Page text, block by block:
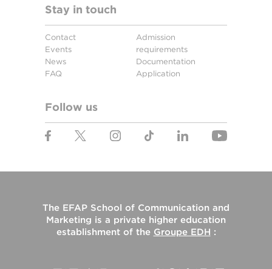
Stay in touch
Contact
Events
News
FAQ
Admission
requirements
Documentation
Application
Follow us
The EFAP School of Communication and
Marketing is a private higher education
establishment of the Groupe EDH :